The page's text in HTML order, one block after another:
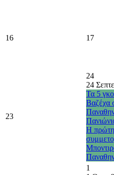
16 17
23
24
24
Τα 5
Βαζέχα
Η
1